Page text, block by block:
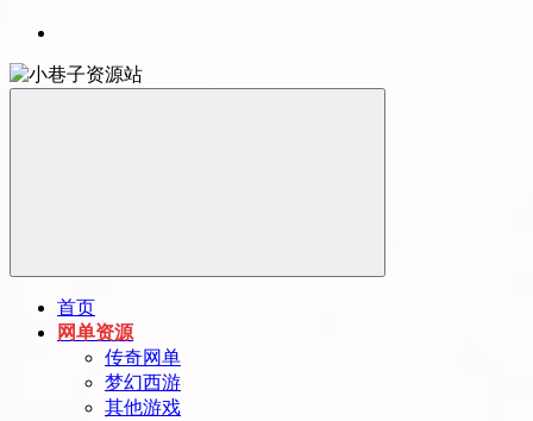
首页
网单资源
传奇网单
梦幻西游
其他游戏